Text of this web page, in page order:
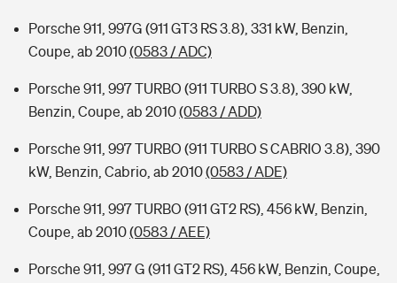
Porsche 911, 997G (911 GT3 RS 3.8), 331 kW, Benzin,
Coupe, ab 2010(0583 / ADC)
Porsche 911, 997 TURBO (911 TURBO S 3.8), 390 kW,
Benzin, Coupe, ab 2010(0583 / ADD)
Porsche 911, 997 TURBO (911 TURBO S CABRIO 3.8), 390
kW, Benzin, Cabrio, ab 2010(0583 / ADE)
Porsche 911, 997 TURBO (911 GT2 RS), 456 kW, Benzin,
Coupe, ab 2010(0583 / AEE)
Porsche 911, 997 G (911 GT2 RS), 456 kW, Benzin, Coupe,